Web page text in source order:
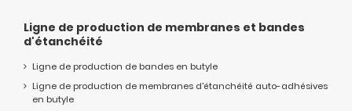
Ligne de production de membranes et bandes
d'étanchéité
Ligne de production de bandes en butyle
Ligne de production de membranes d'étanchéité auto-adhésives
en butyle